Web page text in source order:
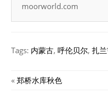
moorworld.com
Tags: 内蒙古,呼伦贝尔,扎
«郑桥水库秋色